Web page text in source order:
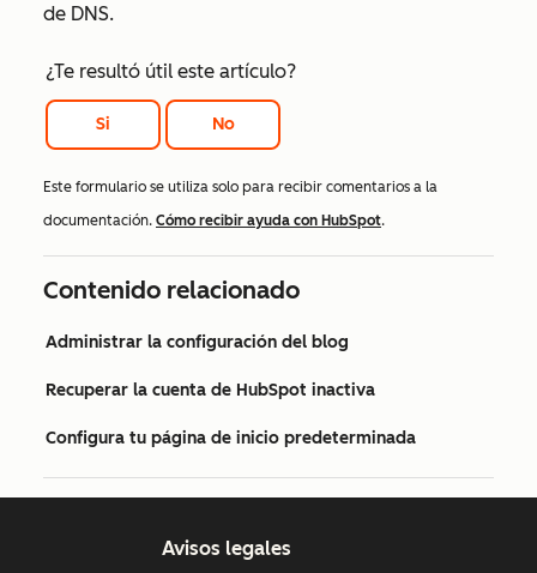
de DNS.
¿Te resultó útil este artículo?
Si No
Este formulario se utiliza solo para recibir comentarios a la
documentación. Cómo recibir ayuda con HubSpot.
Contenido relacionado
Administrar la configuración del blog
Recuperar la cuenta de HubSpot inactiva
Configura tu página de inicio predeterminada
Avisos legales